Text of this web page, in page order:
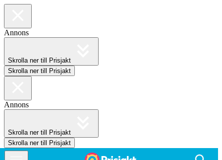
Annons
Skrolla ner till Prisjakt
Skrolla ner till Prisjakt
Annons
Skrolla ner till Prisjakt
Skrolla ner till Prisjakt